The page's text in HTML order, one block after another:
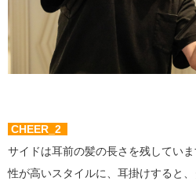
CHEER_2
サイドは耳前の髪の長さを残してい
性が高いスタイルに、耳掛けすると